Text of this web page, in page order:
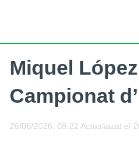
Miquel
Campionat
26/06/2026, 08:22 Actualiazat el